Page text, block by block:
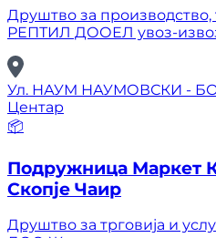
Друштво за производство,
РЕПТИЛ ДООЕЛ увоз-
Ул. НАУМ НАУМОВСКИ -
Центар
📦
Подружница Маркет
Скопје Чаир
Друштво за трговија и